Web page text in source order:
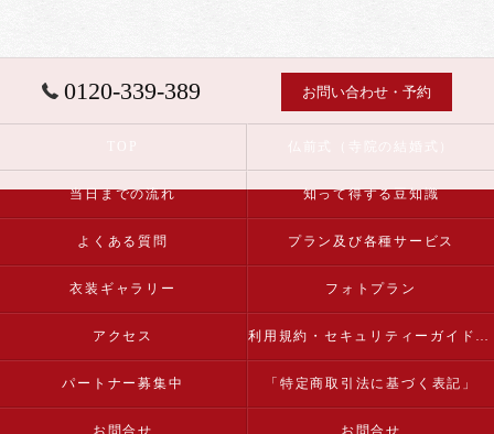
0120-339-389 お問い合わせ・予約
当日までの流れ 知って得する豆知識
よくある質問 プラン及び各種サービス
衣装ギャラリー フォトプラン
アクセス 利用規約・セキュリティーガイドライン
パートナー募集中 「特定商取引法に基づく表記」
お問合せ お問合せ